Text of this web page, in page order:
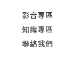
影音專區
知識專區
聯絡我們